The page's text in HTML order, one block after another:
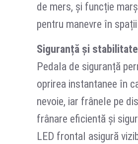
de mers, și funcție
pentru manevre în
Siguranță și stabilitate
Pedala de siguranță
oprirea instantanee în
nevoie, iar frânele pe
frânare eficientă și
LED frontal asigură